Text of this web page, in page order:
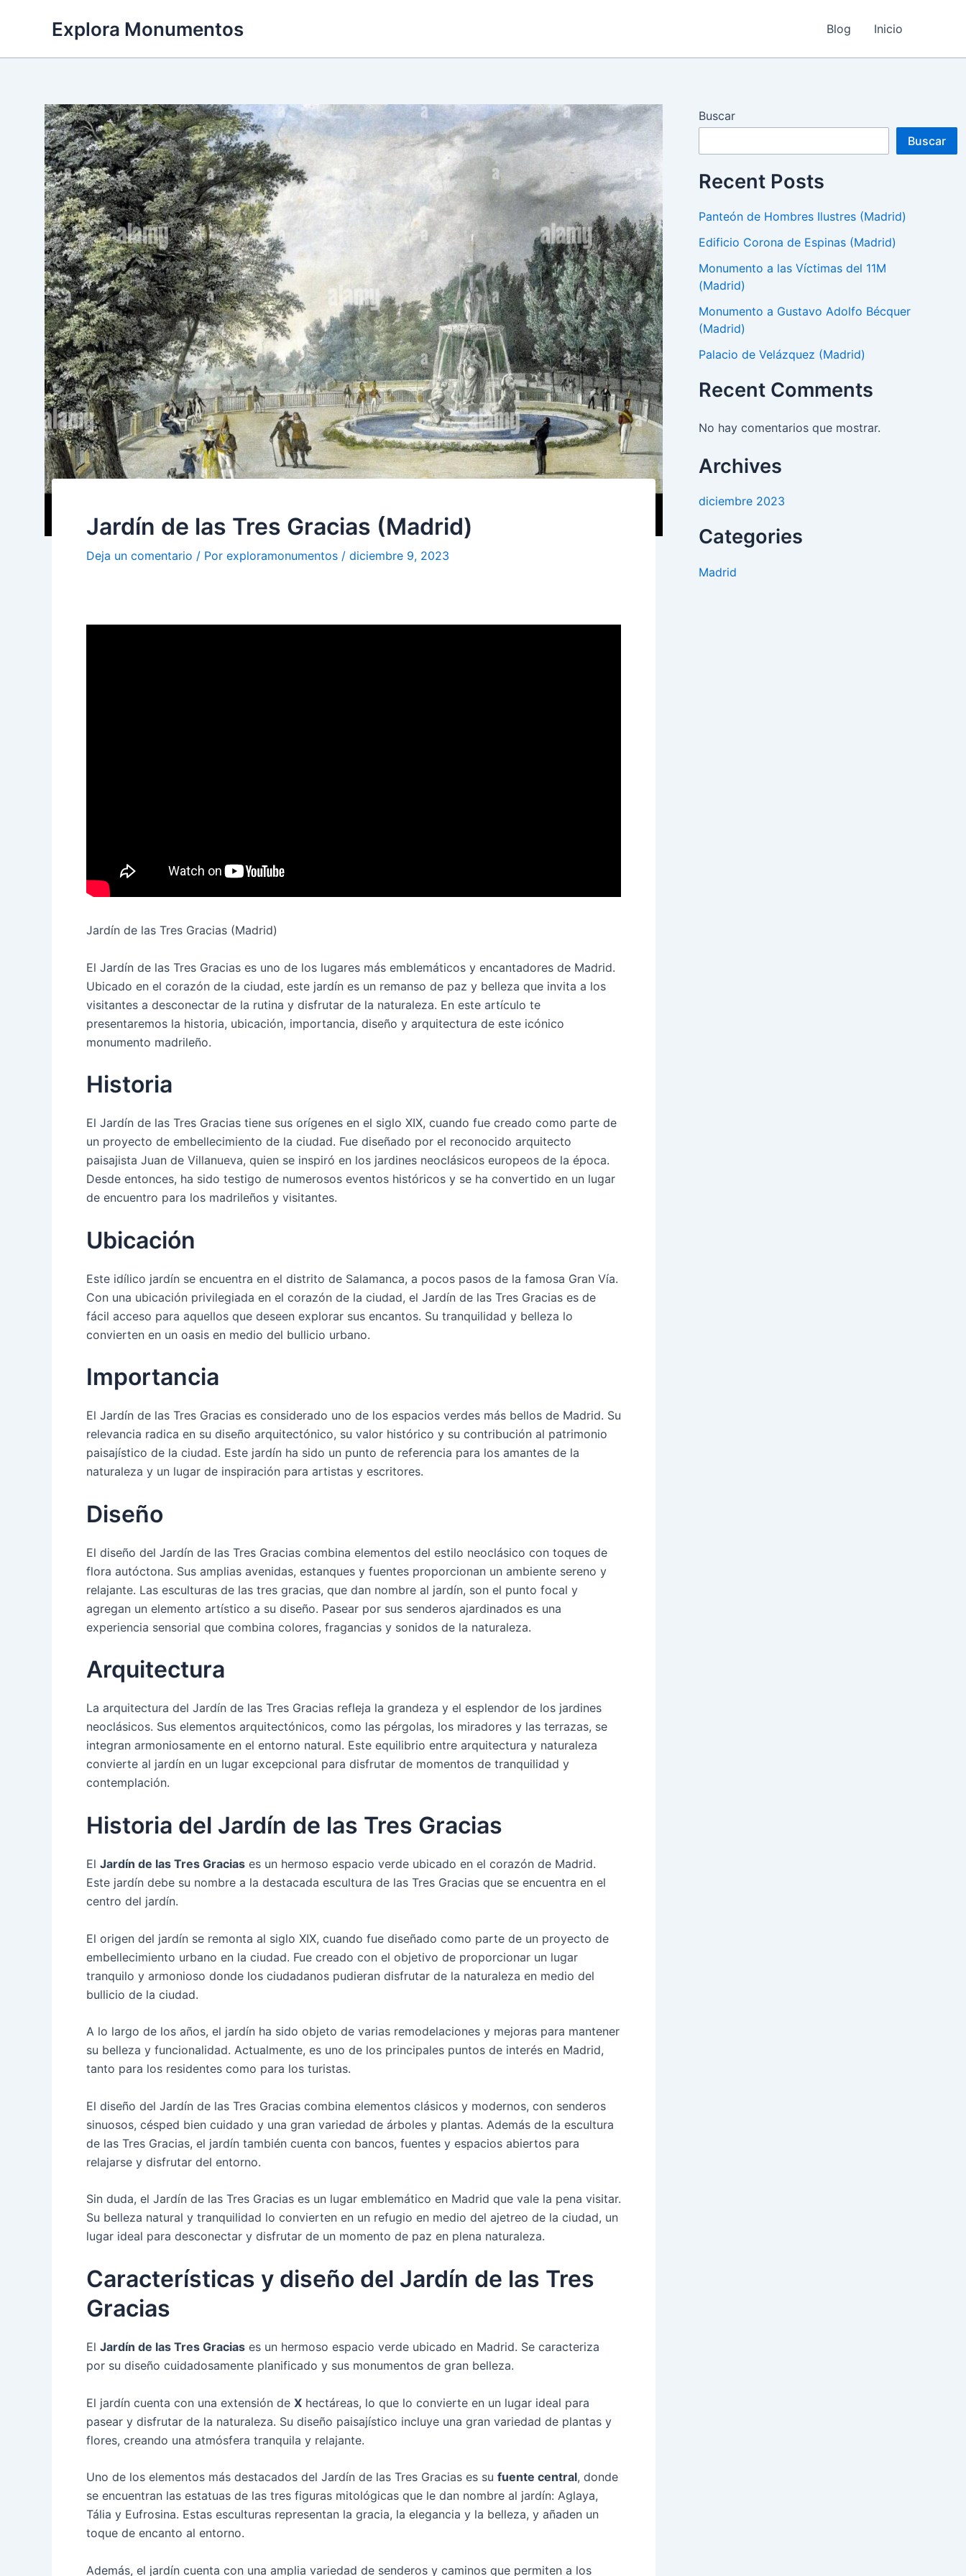
Explora Monumentos Blog Inicio
Jardín de las Tres Gracias (Madrid)
Deja un comentario / Por exploramonumentos / diciembre 9, 2023
Jardín de las Tres Gracias (Madrid)
El Jardín de las Tres Gracias es uno de los lugares más emblemáticos y encantadores de Madrid.
Ubicado en el corazón de la ciudad, este jardín es un remanso de paz y belleza que invita a los
visitantes a desconectar de la rutina y disfrutar de la naturaleza. En este artículo te
presentaremos la historia, ubicación, importancia, diseño y arquitectura de este icónico
monumento madrileño.
Historia
El Jardín de las Tres Gracias tiene sus orígenes en el siglo XIX, cuando fue creado como parte de
un proyecto de embellecimiento de la ciudad. Fue diseñado por el reconocido arquitecto
paisajista Juan de Villanueva, quien se inspiró en los jardines neoclásicos europeos de la época.
Desde entonces, ha sido testigo de numerosos eventos históricos y se ha convertido en un lugar
de encuentro para los madrileños y visitantes.
Ubicación
Este idílico jardín se encuentra en el distrito de Salamanca, a pocos pasos de la famosa Gran Vía.
Con una ubicación privilegiada en el corazón de la ciudad, el Jardín de las Tres Gracias es de
fácil acceso para aquellos que deseen explorar sus encantos. Su tranquilidad y belleza lo
convierten en un oasis en medio del bullicio urbano.
Importancia
El Jardín de las Tres Gracias es considerado uno de los espacios verdes más bellos de Madrid. Su
relevancia radica en su diseño arquitectónico, su valor histórico y su contribución al patrimonio
paisajístico de la ciudad. Este jardín ha sido un punto de referencia para los amantes de la
naturaleza y un lugar de inspiración para artistas y escritores.
Diseño
El diseño del Jardín de las Tres Gracias combina elementos del estilo neoclásico con toques de
flora autóctona. Sus amplias avenidas, estanques y fuentes proporcionan un ambiente sereno y
relajante. Las esculturas de las tres gracias, que dan nombre al jardín, son el punto focal y
agregan un elemento artístico a su diseño. Pasear por sus senderos ajardinados es una
experiencia sensorial que combina colores, fragancias y sonidos de la naturaleza.
Arquitectura
La arquitectura del Jardín de las Tres Gracias refleja la grandeza y el esplendor de los jardines
neoclásicos. Sus elementos arquitectónicos, como las pérgolas, los miradores y las terrazas, se
integran armoniosamente en el entorno natural. Este equilibrio entre arquitectura y naturaleza
convierte al jardín en un lugar excepcional para disfrutar de momentos de tranquilidad y
contemplación.
Historia del Jardín de las Tres Gracias
El Jardín de las Tres Gracias es un hermoso espacio verde ubicado en el corazón de Madrid.
Este jardín debe su nombre a la destacada escultura de las Tres Gracias que se encuentra en el
centro del jardín.
El origen del jardín se remonta al siglo XIX, cuando fue diseñado como parte de un proyecto de
embellecimiento urbano en la ciudad. Fue creado con el objetivo de proporcionar un lugar
tranquilo y armonioso donde los ciudadanos pudieran disfrutar de la naturaleza en medio del
bullicio de la ciudad.
A lo largo de los años, el jardín ha sido objeto de varias remodelaciones y mejoras para mantener
su belleza y funcionalidad. Actualmente, es uno de los principales puntos de interés en Madrid,
tanto para los residentes como para los turistas.
El diseño del Jardín de las Tres Gracias combina elementos clásicos y modernos, con senderos
sinuosos, césped bien cuidado y una gran variedad de árboles y plantas. Además de la escultura
de las Tres Gracias, el jardín también cuenta con bancos, fuentes y espacios abiertos para
relajarse y disfrutar del entorno.
Sin duda, el Jardín de las Tres Gracias es un lugar emblemático en Madrid que vale la pena visitar.
Su belleza natural y tranquilidad lo convierten en un refugio en medio del ajetreo de la ciudad, un
lugar ideal para desconectar y disfrutar de un momento de paz en plena naturaleza.
Características y diseño del Jardín de las Tres
Gracias
El Jardín de las Tres Gracias es un hermoso espacio verde ubicado en Madrid. Se caracteriza
por su diseño cuidadosamente planificado y sus monumentos de gran belleza.
El jardín cuenta con una extensión de X hectáreas, lo que lo convierte en un lugar ideal para
pasear y disfrutar de la naturaleza. Su diseño paisajístico incluye una gran variedad de plantas y
flores, creando una atmósfera tranquila y relajante.
Uno de los elementos más destacados del Jardín de las Tres Gracias es su fuente central, donde
se encuentran las estatuas de las tres figuras mitológicas que le dan nombre al jardín: Aglaya,
Tália y Eufrosina. Estas esculturas representan la gracia, la elegancia y la belleza, y añaden un
toque de encanto al entorno.
Además, el jardín cuenta con una amplia variedad de senderos y caminos que permiten a los
Buscar
Buscar
Recent Posts
Panteón de Hombres Ilustres (Madrid)
Edificio Corona de Espinas (Madrid)
Monumento a las Víctimas del 11M
(Madrid)
Monumento a Gustavo Adolfo Bécquer
(Madrid)
Palacio de Velázquez (Madrid)
Recent Comments
No hay comentarios que mostrar.
Archives
diciembre 2023
Categories
Madrid